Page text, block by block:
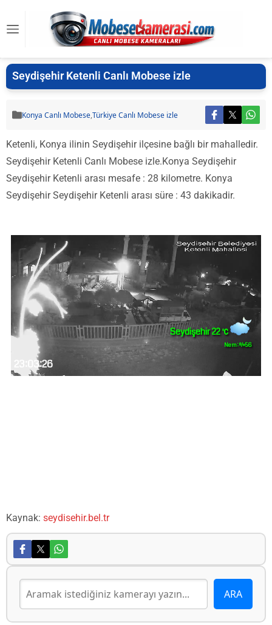
Seydişehir Ketenli Canlı Mobese izle
Konya Canlı Mobese,Türkiye Canlı Mobese izle
Ketenli, Konya ilinin Seydişehir ilçesine bağlı bir mahalledir.
Seydişehir Ketenli Canlı Mobese izle.Konya Seydişehir
Seydişehir Ketenli arası mesafe : 28 kilometre. Konya
Seydişehir Seydişehir Ketenli arası süre : 43 dakikadir.
Kaynak: seydisehir.bel.tr